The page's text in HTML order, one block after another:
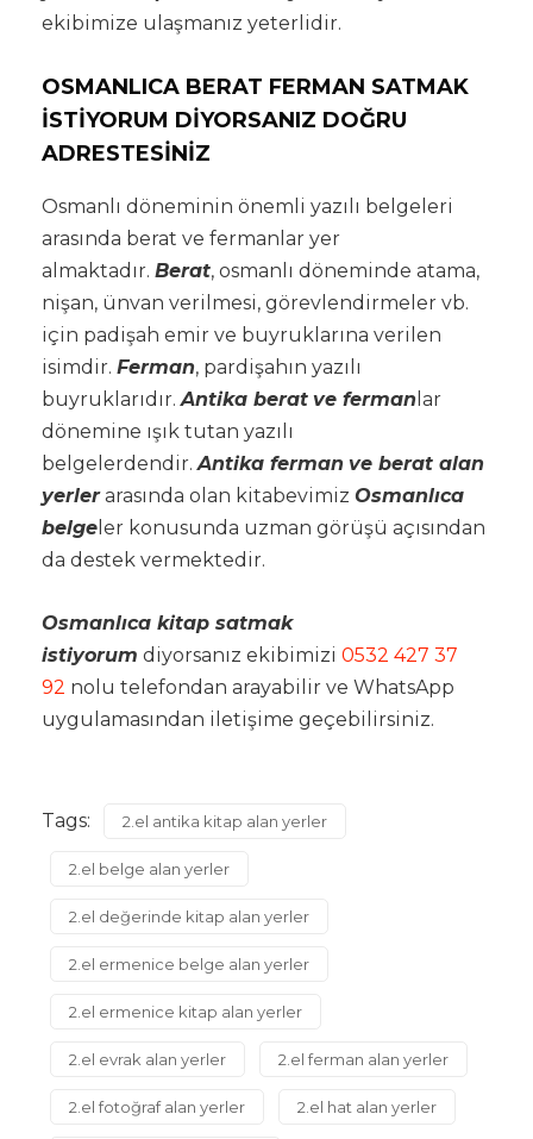
ekibimize ulaşmanız yeterlidir.
OSMANLICA BERAT FERMAN SATMAK
İSTİYORUM DİYORSANIZ DOĞRU
ADRESTESİNİZ
Osmanlı döneminin önemli yazılı belgeleri
arasında berat ve fermanlar yer
almaktadır. Berat, osmanlı döneminde atama,
nişan, ünvan verilmesi, görevlendirmeler vb.
için padişah emir ve buyruklarına verilen
isimdir. Ferman, pardişahın yazılı
buyruklarıdır.Antika berat ve ferman lar
dönemine ışık tutan yazılı
belgelerdendir.Antika ferman ve berat alan
yerlerarasında olan kitabevimiz Osmanlıca
belge ler konusunda uzman görüşü açısından
da destek vermektedir.
Osmanlıca kitap satmak
istiyorum diyorsanız ekibimizi 0532 427 37
92 nolu telefondan arayabilir ve WhatsApp
uygulamasından iletişime geçebilirsiniz.
Tags: 2.el antika kitap alan yerler
2.el belge alan yerler
2.el değerinde kitap alan yerler
2.el ermenice belge alan yerler
2.el ermenice kitap alan yerler
2.el evrak alan yerler 2.el ferman alan yerler
2.el fotoğraf alan yerler 2.el hat alan yerler